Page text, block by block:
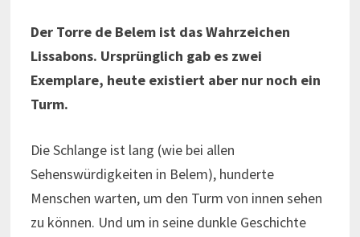
Der Torre de Belem ist das Wahrzeichen
Lissabons. Ursprünglich gab es zwei
Exemplare, heute existiert aber nur noch ein
Turm.
Die Schlange ist lang (wie bei allen
Sehenswürdigkeiten in Belem), hunderte
Menschen warten, um den Turm von innen sehen
zu können. Und um in seine dunkle Geschichte